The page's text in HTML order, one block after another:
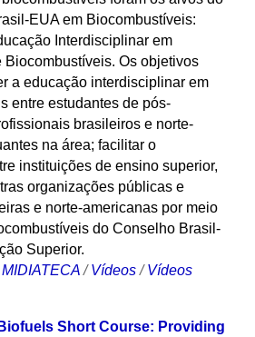
EUA em Biocombustíveis:
Interdisciplinar em
Biocombustíveis. Os objetivos
a educação interdisciplinar em
entre estudantes de pós-
brasileiros e norte-
na área; facilitar o
instituições de ensino superior,
organizações públicas e
e norte-americanas por meio
do Conselho Brasil-
Superior.
MIDIATECA / Vídeos / Vídeos
Short Course: Providing